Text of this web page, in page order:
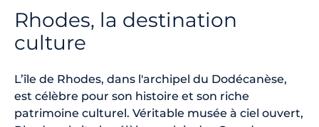
Rhodes, la destination
culture
L’île de Rhodes, dans l'archipel du Dodécanèse,
est célèbre pour son histoire et son riche
patrimoine culturel. Véritable musée à ciel ouvert,